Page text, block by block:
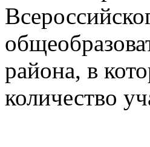
района, в
количество